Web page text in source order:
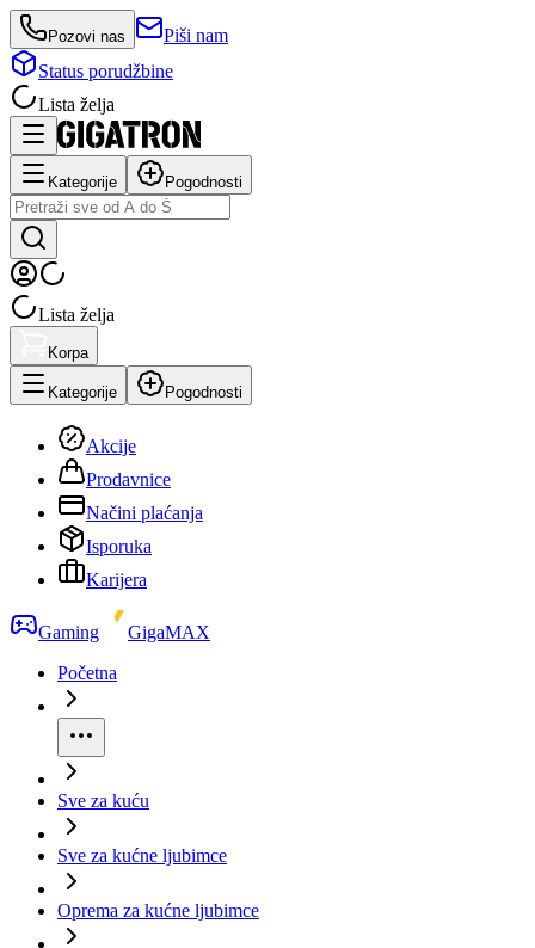
Pozovi nas
Piši nam
Status porudžbine
Lista želja
Kategorije Pogodnosti
Lista želja
Korpa
Kategorije Pogodnosti
Akcije
Prodavnice
Načini plaćanja
Isporuka
Karijera
Gaming
GigaMAX
Početna
Sve za kuću
Sve za kućne ljubimce
Oprema za kućne ljubimce